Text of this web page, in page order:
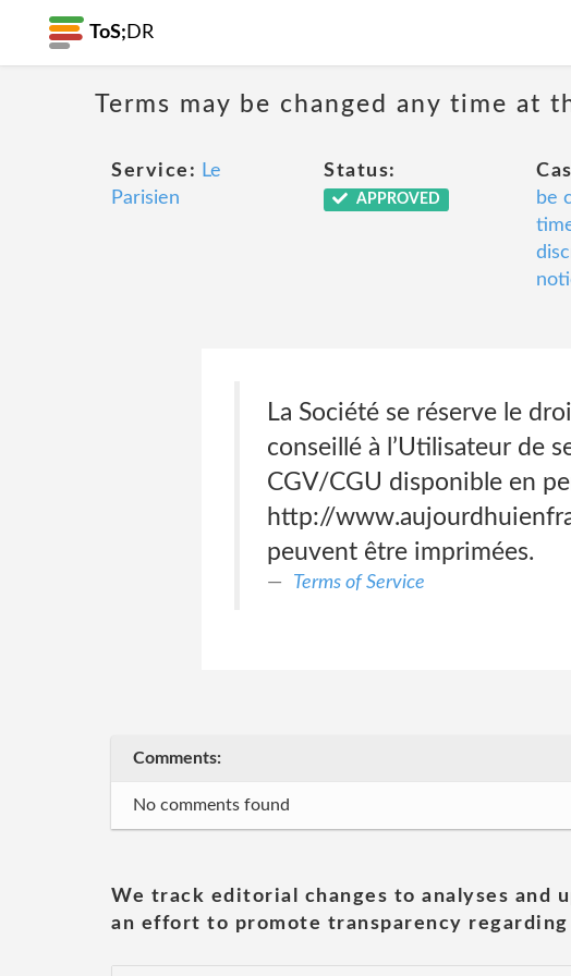
ToS; DR
Terms may be changed any time
Service: Le
Parisien
Status:
APPROVED
be
La Société se réserve le
conseillé à l’Utilisateur de
CGV/CGU disponible en
http://
peuvent être imprimées.
Terms of Service
Comments:
No comments found
We track editorial changes to analyses and
an effort to promote transparency